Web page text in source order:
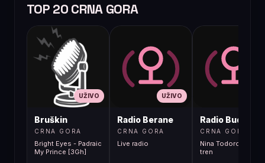
TOP 20 CRNA GORA
UŽIVO
Bruškin
CRNA GORA
Bright Eyes - Padraic
My Prince [3Gh]
UŽIVO
Radio Berane
CRNA GORA
Live radio
Radio Budva
CRNA GORA
Nina Todorovic -
tren